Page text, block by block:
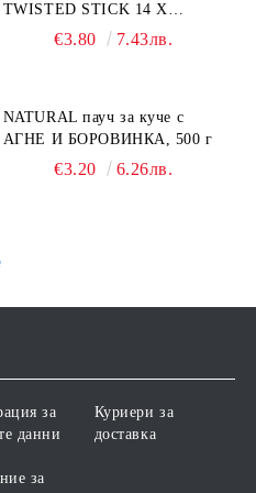
TWISTED STICK 14 X
ДЪВЧАЩИ ДЕНТАЛНИ
€3.80 7.43лв.
NATURAL пауч за куче с
АГНЕ И БОРОВИНКА, 500 г
€3.20 6.26лв.
за
данни
за
Куриери за
доставка